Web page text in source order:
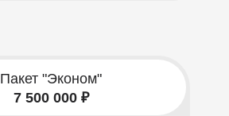
Пакет "Эконом"
7 500 000 ₽